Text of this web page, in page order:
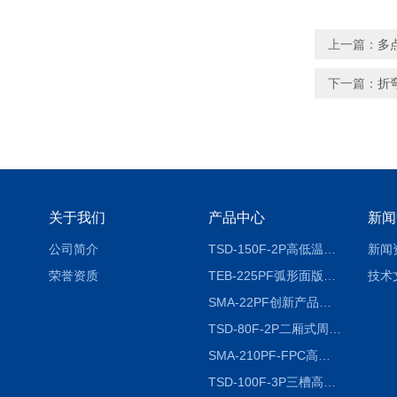
上一篇： 多
下一篇： 折
关于我们
公司简介
荣誉资质
产品中心 新
新闻
技术